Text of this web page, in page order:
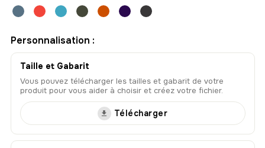
Personnalisation :
Taille et Gabarit
Vous pouvez télécharger les tailles et gabarit de votre
produit pour vous aider à choisir et créez votre fichier.
Télécharger